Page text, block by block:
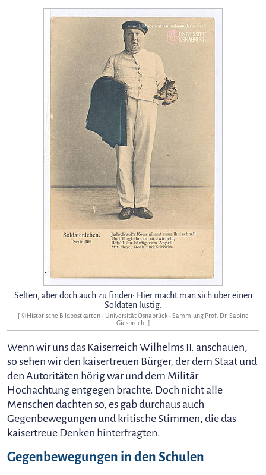
Selten, aber doch auch zu finden: Hier macht man sich über einen
Soldaten lustig.
[ © Historische Bildpostkarten - Universität Osnabrück - Sammlung Prof. Dr. Sabine
Giesbrecht]
Wenn wir uns das Kaiserreich Wilhelms II. anschauen,
so sehen wir den kaisertreuen Bürger, der dem Staat und
den Autoritäten hörig war und dem Militär
Hochachtung entgegen brachte. Doch nicht alle
Menschen dachten so, es gab durchaus auch
Gegenbewegungen und kritische Stimmen, die das
kaisertreue Denken hinterfragten.
Gegenbewegungen in den Schulen